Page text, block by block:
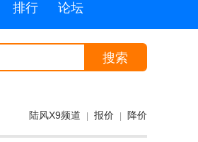
排行 论坛
搜索
陆风X9频道 报价 降价